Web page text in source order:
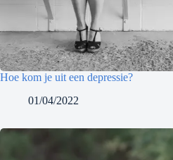
Hoe kom je uit een depressie?
01/04/2022